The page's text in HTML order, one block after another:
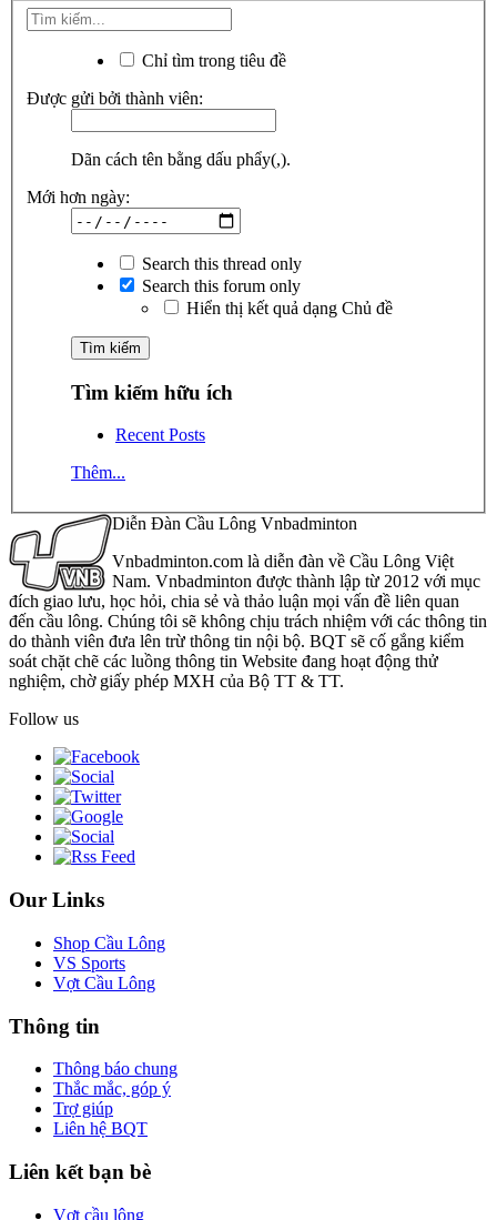
Chỉ tìm trong tiêu đề
Được gửi bởi thành viên:
Dãn cách tên bằng dấu phẩy(,).
Mới hơn ngày:
Search this thread only
Search this forum only
Hiển thị kết quả dạng Chủ đề
Tìm kiếm hữu ích
Recent Posts
Thêm...
Diễn Đàn Cầu Lông Vnbadminton
Vnbadminton.com là diễn đàn về Cầu Lông Việt
Nam. Vnbadminton được thành lập từ 2012 với mục
đích giao lưu, học hỏi, chia sẻ và thảo luận mọi vấn đề liên quan
đến cầu lông. Chúng tôi sẽ không chịu trách nhiệm với các thông tin
do thành viên đưa lên trừ thông tin nội bộ. BQT sẽ cố gắng kiểm
soát chặt chẽ các luồng thông tin Website đang hoạt động thử
nghiệm, chờ giấy phép MXH của Bộ TT & TT.
Follow us
Our Links
Shop Cầu Lông
VS Sports
Vợt Cầu Lông
Thông tin
Thông báo chung
Thắc mắc, góp ý
Trợ giúp
Liên hệ BQT
Liên kết bạn bè
Vợt cầu lông